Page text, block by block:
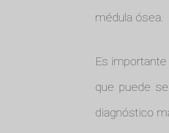
médula ósea.
Es
que puede
diagnóstico